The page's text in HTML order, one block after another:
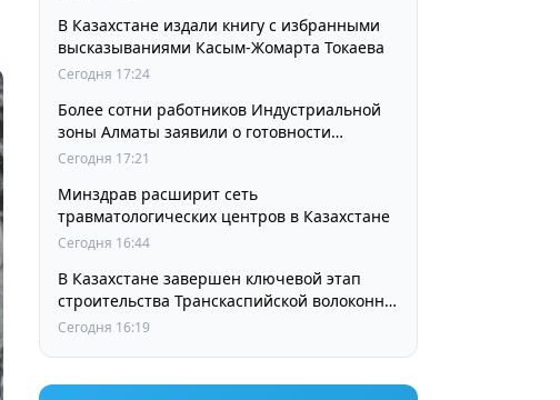
В Казахстане издали книгу с избранными
высказываниями Касым-Жомарта Токаева
Сегодня 17:24
Более сотни работников Индустриальной
зоны Алматы заявили о готовности
принять участие в выборах членов
Сегодня 17:21
Минздрав расширит сеть
травматологических центров в Казахстане
Сегодня 16:44
В Казахстане завершен ключевой этап
строительства Транскаспийской волоконно-
оптической линии связи
Сегодня 16:19